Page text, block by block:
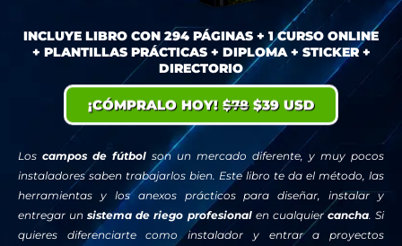
INCLUYE LIBRO CON 294 PÁGINAS + 1 CURSO ONLINE
+ PLANTILLAS PRÁCTICAS + DIPLOMA + STICKER +
DIRECTORIO
¡CÓMPRALO HOY! $78 $39 USD
Los campos de fútbol son un mercado diferente, y muy pocos
instaladores saben trabajarlos bien. Este libro te da el método, las
herramientas y los anexos prácticos para diseñar, instalar y
entregar unsistema de riego profesionalen cualquiercancha. Si
quieres diferenciarte como instalador y entrar a proyectos